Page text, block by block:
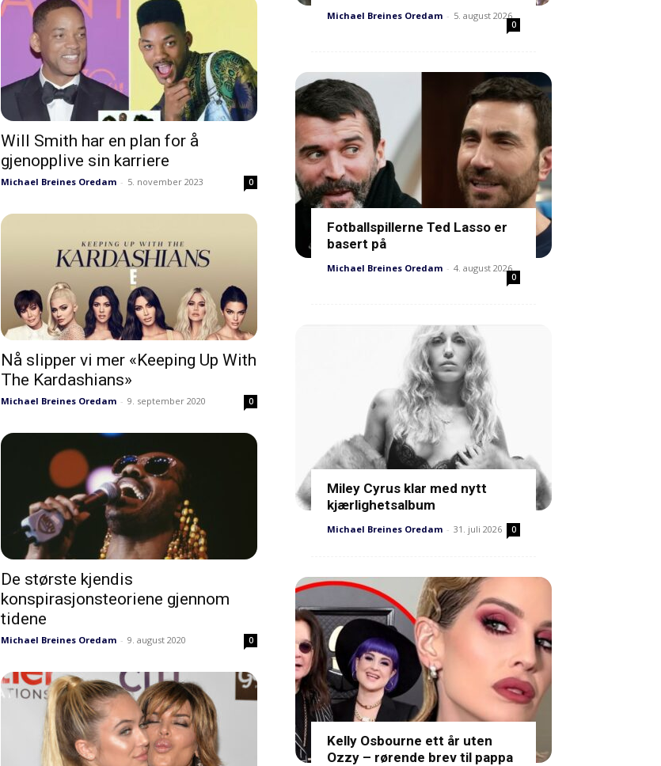
Will Smith har en plan for å
gjenopplive sin karriere
Michael Breines Oredam - 5. november 2023 0
Nå slipper vi mer «Keeping Up With
The Kardashians»
Michael Breines Oredam - 9. september 2020 0
De største kjendis
konspirasjonsteoriene gjennom
tidene
Michael Breines Oredam - 9. august 2020 0
Michael Breines Oredam - 5. august 2026
0
Fotballspillerne Ted Lasso er
basert på
Michael Breines Oredam - 4. august 2026
0
Miley Cyrus klar med nytt
kjærlighetsalbum
Michael Breines Oredam - 31. juli 2026 0
Kelly Osbourne ett år uten
Ozzy – rørende brev til pappa